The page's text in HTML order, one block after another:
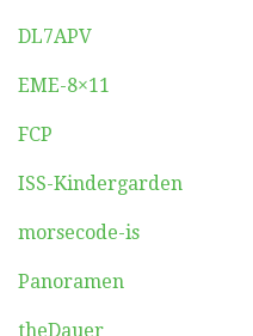
DL7APV
EME-8×11
FCP
ISS-Kindergarden
morsecode-is
Panoramen
theDauer